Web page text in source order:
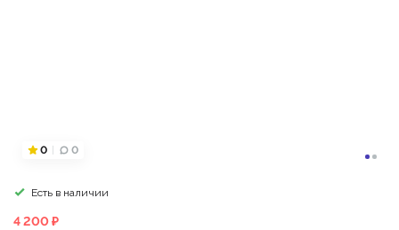
0 0
Есть в наличии
4 200 ₽